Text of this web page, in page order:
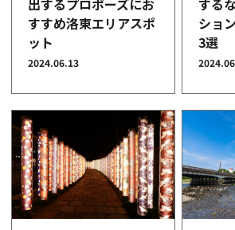
出するプロポーズにお
すすめ洛東エリアスポ
ット
2024.06.13
する
ショ
3選